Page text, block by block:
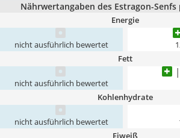
Nährwertangaben des Estragon-Senfs
Energie
nicht ausführlich bewertet
Fett
nicht ausführlich bewertet
Kohlenhydrate
nicht ausführlich bewertet
Eiweiß